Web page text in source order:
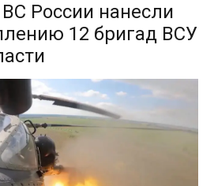
России нанесли
12 бригад ВСУ